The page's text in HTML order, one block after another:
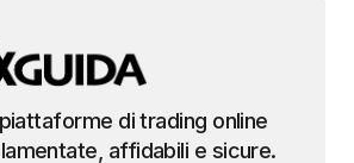
di trading online
affidabili e sicure.